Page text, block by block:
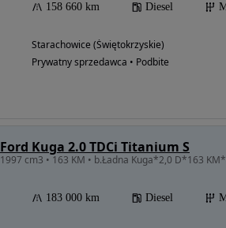
158 660 km Diesel
Starachowice (Świętokrzyskie)
Prywatny sprzedawca • Podbite
Ford Kuga 2.0 TDCi Titanium S
1997 cm3 • 163 KM • b.Ładna Kuga*2,0 D*163
183 000 km Diesel